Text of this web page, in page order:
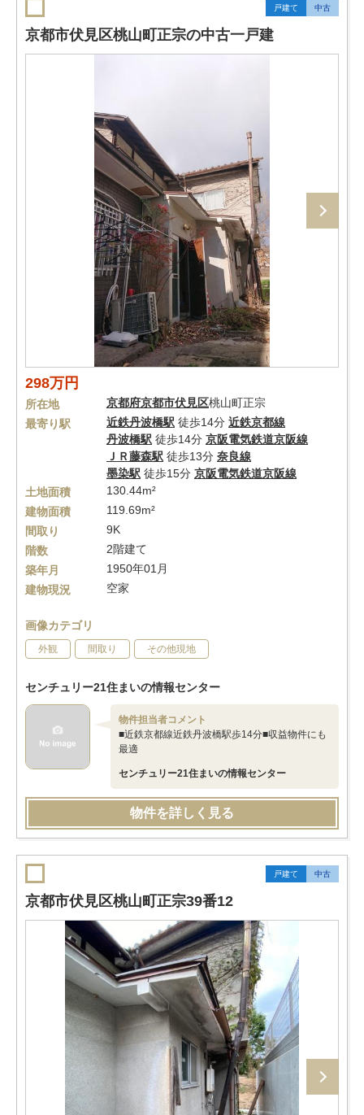
戸建て 中古
京都市伏見区桃山町正宗の中古一戸建
298万円
所在地 京都府京都市伏見区桃山町正宗
最寄り駅
近鉄丹波橋駅 徒歩14分 近鉄京都線
丹波橋駅 徒歩14分 京阪電気鉄道京阪線
ＪＲ藤森駅 徒歩13分 奈良線
墨染駅 徒歩15分 京阪電気鉄道京阪線
土地面積
130.44m²
建物面積
119.69m²
間取り
9K
階数
2階建て
築年月
1950年01月
建物現況
空家
画像カテゴリ
外観 間取り その他現地
センチュリー21住まいの情報センター
物件担当者コメント
■近鉄京都線近鉄丹波橋駅歩14分■収益物件にも
最適
センチュリー21住まいの情報センター
物件を詳しく見る
戸建て 中古
京都市伏見区桃山町正宗39番12